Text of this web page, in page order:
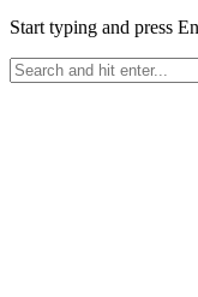
Start typing and press